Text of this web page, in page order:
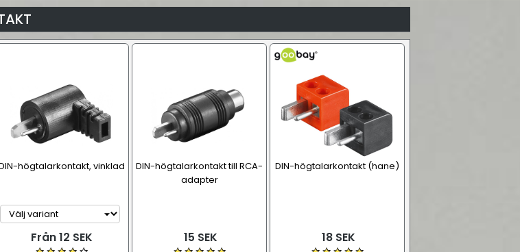
högtalarkontakt, vinklad
Från 12 SEK
DIN-högtalarkontakt till RCA-
adapter
15 SEK
DIN-högtalarkontakt (hane)
18 SEK